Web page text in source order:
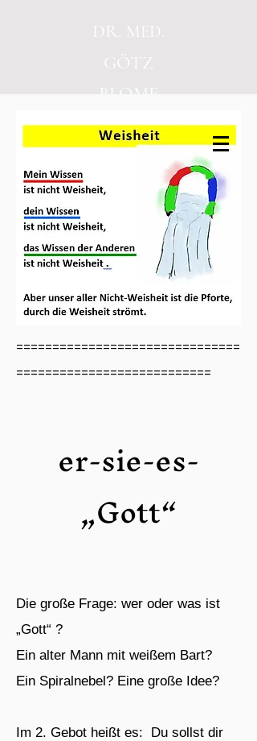
DR. MED.
GÖTZ
BLOME
===============================
===========================
​er-sie-es-
„Gott“
Die große Frage: wer oder was ist
„Gott“ ?
Ein alter Mann mit weißem Bart?
Ein Spiralnebel? Eine große Idee?
Im 2. Gebot heißt es: Du sollst dir